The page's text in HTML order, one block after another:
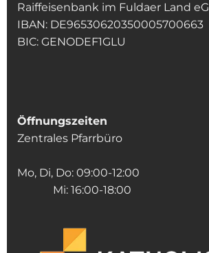
Raiffeisenbank im Fuldaer Land eG
IBAN: DE96530620350005700663
BIC: GENODEF1GLU
Öffnungszeiten
Zentrales Pfarrbüro
Mo, Di, Do: 09:00-12:00
Mi: 16:00-18:00